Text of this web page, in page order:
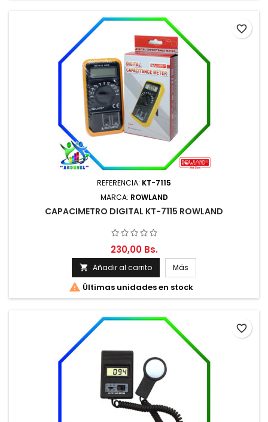
REFERENCIA: KT-7115
MARCA: ROWLAND
CAPACIMETRO DIGITAL KT-7115 ROWLAND
230,00 Bs.
 Añadir al carrito Más
 Últimas unidades en stock
favorite_border
favorite_border